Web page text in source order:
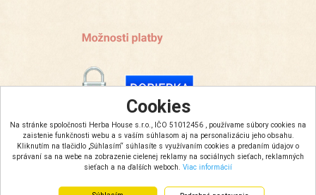
Cookies
Na stránke spoločnosti Herba House s.r.o., IČO 51012456 , používame súbory cookies na
zaistenie funkčnosti webu a s vaším súhlasom aj na personalizáciu jeho obsahu.
Kliknutím na tlačidlo „Súhlasím“ súhlasíte s využívaním cookies a predaním údajov o
správaní sa na webe na zobrazenie cielenej reklamy na sociálnych sieťach, reklamných
sieťach a na ďalších weboch. Viac informácií